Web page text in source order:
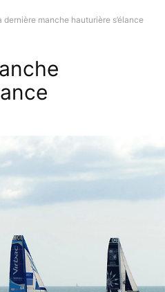
dernière manche hauturière s’élance